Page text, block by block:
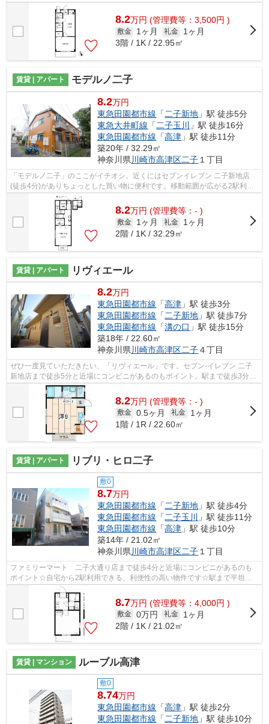
す。こちらの物件では初期費用をカード...
8.2万円 (管理費等：3,500円 )
敷金 1ヶ月 礼金
1ヶ月
3階 / 1K / 22.95㎡
賃貸 | アパート モデルノ二子
8.2万円
東急田園都市線 「 二子新地 」駅 徒歩5分
東急大井町線 「 二子玉川
」駅 徒歩16分
東急田園都市線 「高津 」駅 徒歩11分
築20年 / 32.29㎡
神奈川県 川崎市高津区二子 １丁目
「モデルノ二子」のここがイチオシ。近くにはセブンイレブン 二子新地店
(徒歩4分)がありちょっとした買い物に便利です。移動範囲が広がる2駅利用
可能な物件です。冬場の換気にも適した...
8.2万円 (管理費等：- )
敷金 1ヶ月 礼金
1ヶ月
2階 / 1K / 32.29㎡
賃貸 | アパート リヴィエール
8.2万円
東急田園都市線 「高津 」駅 徒歩3分
東急田園都市線 「二子新地 」駅 徒歩7分
東急田園都市線 「溝の口 」駅 徒歩15分
築18年 / 22.60㎡
神奈川県川崎市高津区二子４丁目
ぜひ一度見ていただきたい、「リヴィエール」です。セブン-イレブン 二子
新地店まで徒歩5分と近場にコンビニがあるのもポイント。駅まで徒歩3分の
立地が魅力的な、利便性の高い物件で...
8.2万円 (管理費等：- )
敷金 0.5ヶ月 礼金
1ヶ月
1階 / 1R / 22.60㎡
賃貸 | アパート リブリ・ヒロ二子
敷0
8.7万円
東急田園都市線 「二子新地 」駅 徒歩4分
東急田園都市線 「二子玉川
」駅 徒歩11分
東急田園都市線 「高津 」駅 徒歩10分
築14年 / 21.02㎡
神奈川県川崎市高津区二子１丁目
ファミリーマート 二子大通り店まで徒歩4分と近場にコンビニがあるのも
ポイント☆自宅から2駅利用できる、利便性の高い物件です☆駅まで平坦な
エリアに位置する物件で気軽に散歩できる...
8.7万円 (管理費等：4,000円 )
敷金 0万円 礼金
1ヶ月
2階 / 1K / 21.02㎡
賃貸 | マンション ルーブル高津
敷0
8.74万円
東急田園都市線 「高津 」駅 徒歩2分
東急田園都市線 「 二子新地 」駅 徒歩10分